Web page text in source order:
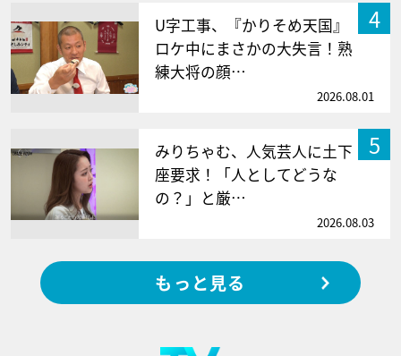
4
U字工事、『かりそめ天国』
ロケ中にまさかの大失言！熟
練大将の顔…
2026.08.01
5
みりちゃむ、人気芸人に土下
座要求！「人としてどうな
の？」と厳…
2026.08.03
もっと見る